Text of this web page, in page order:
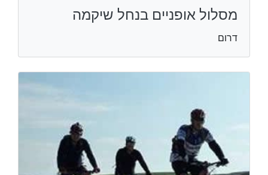
מסלול אופניים בנחל שיקמה
דרום